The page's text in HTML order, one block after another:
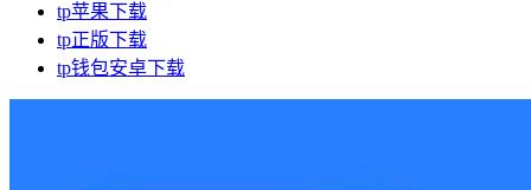
tp苹果下载
tp正版下载
tp钱包安卓下载